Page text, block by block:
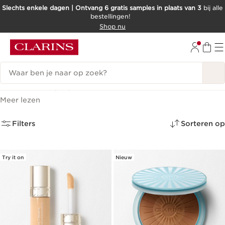
DOORGAAN NAAR INHOUD
Slechts enkele dagen | Ontvang 6 gratis samples in plaats van 3 bij alle
bestellingen!
Shop nu
Zoekgeschiedenis
Gezicht (29)
Meer lezen
Filters Sorteren op
Try it on Nieuw